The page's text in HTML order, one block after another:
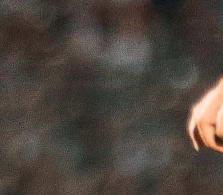
HALKIĆ
Nakon burnog derbija između Veleža i Sarajeva,
sudija Haris Halkić i VAR sudija Mirza Kazlagić našli
u središtu skandala, a njihova budućnost na listi
WWin lige BiH sada je ozbiljno dovedena u pitanje.
FK Sarajevo oglasio se oštrom izjavom:
“Sudije kriminalci moraju biti odstranjeni iz
fudbala.”